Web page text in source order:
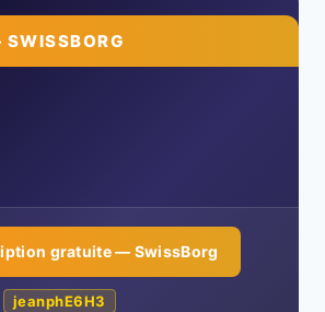
gratuite — SwissBorg
jeanphE6H3